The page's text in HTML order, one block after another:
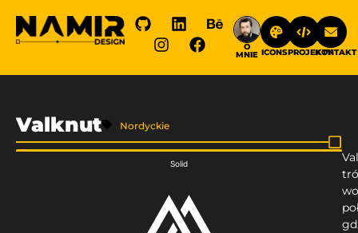
O
MNIE ICONSPROJEKTYKONTAKT
Valknut Nordyckie
Solid